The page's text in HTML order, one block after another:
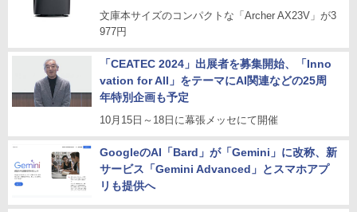
文庫本サイズのコンパクトな「Archer AX23V」が3
977円
「CEATEC 2024」出展者を募集開始、「Inno
vation for All」をテーマにAI関連などの25周
年特別企画も予定
10月15日～18日に幕張メッセにて開催
GoogleのAI「Bard」が「Gemini」に改称、新
サービス「Gemini Advanced」とスマホアプ
リも提供へ